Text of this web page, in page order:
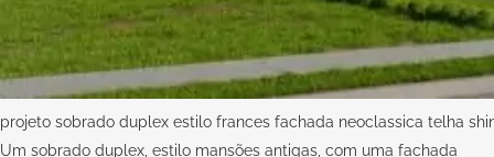
projeto sobrado duplex estilo frances fachada neoclassica telha
Um sobrado duplex, estilo mansões antigas, com uma fachada